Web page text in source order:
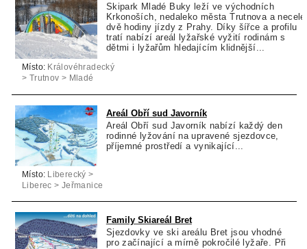
Skipark Mladé Buky leží ve východních
Krkonoších, nedaleko města Trutnova a necelé
dvě hodiny jízdy z Prahy. Díky šířce a profilu
tratí nabízí areál lyžařské vyžití rodinám s
dětmi i lyžařům hledajícím klidnější...
Místo: Královéhradecký
> Trutnov > Mladé
Areál Obří sud Javorník
Areál Obří sud Javorník nabízí každý den
rodinné lyžování na upravené sjezdovce,
příjemné prostředí a vynikající...
Místo:
Liberecký >
Liberec > Jeřmanice
Family Skiareál Bret
Sjezdovky ve ski areálu Bret jsou vhodné
pro začínající a mírně pokročilé lyžaře. Při